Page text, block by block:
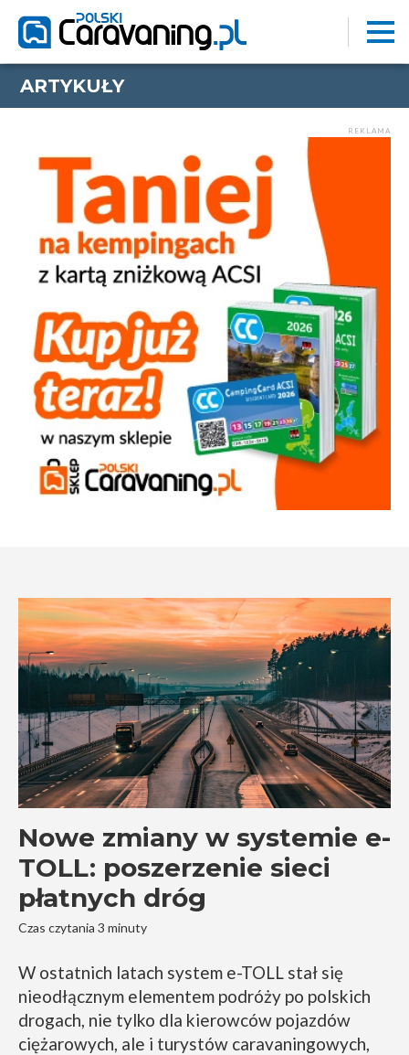
ARTYKUŁY
REKLAMA
Nowe zmiany w systemie e-
TOLL: poszerzenie sieci
płatnych dróg
Czas czytania 3 minuty
W ostatnich latach system e-TOLL stał się
nieodłącznym elementem podróży po polskich
drogach, nie tylko dla kierowców pojazdów
ciężarowych, ale i turystów caravaningowych,